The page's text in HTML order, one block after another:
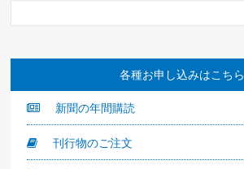
各種お申し込みはこちら
新聞の年間購読
刊行物のご注文